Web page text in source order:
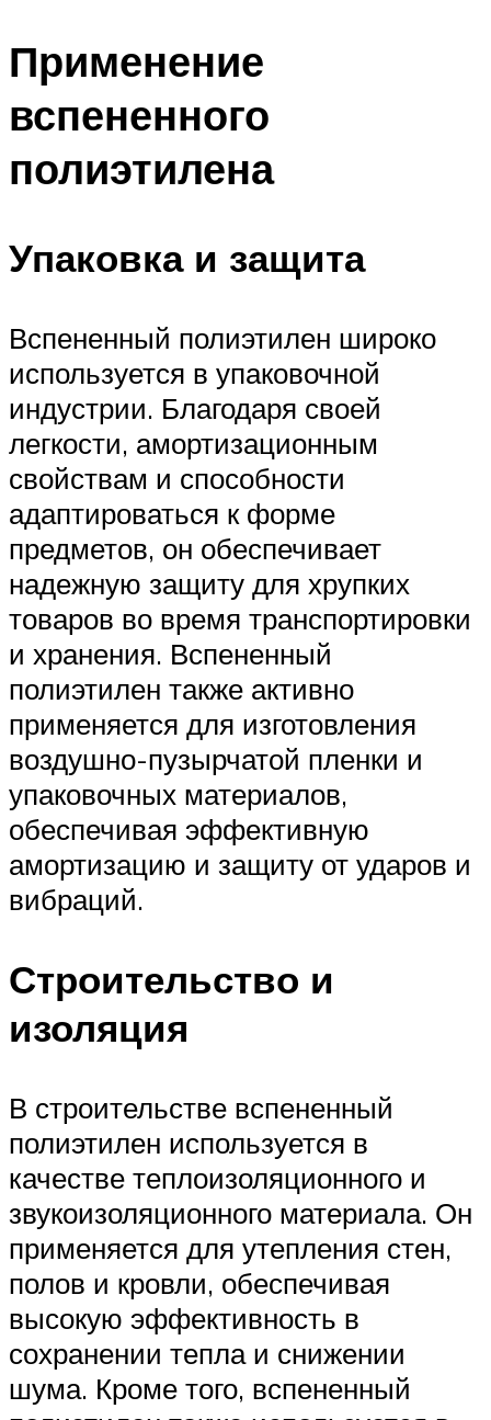
Применение
вспененного
полиэтилена
Упаковка и защита
Вспененный полиэтилен широко
используется в упаковочной
индустрии. Благодаря своей
легкости, амортизационным
свойствам и способности
адаптироваться к форме
предметов, он обеспечивает
надежную защиту для хрупких
товаров во время транспортировки
и хранения. Вспененный
полиэтилен также активно
применяется для изготовления
воздушно-пузырчатой пленки и
упаковочных материалов,
обеспечивая эффективную
амортизацию и защиту от ударов и
вибраций.
Строительство и
изоляция
В строительстве вспененный
полиэтилен используется в
качестве теплоизоляционного и
звукоизоляционного материала. Он
применяется для утепления стен,
полов и кровли, обеспечивая
высокую эффективность в
сохранении тепла и снижении
шума. Кроме того, вспененный